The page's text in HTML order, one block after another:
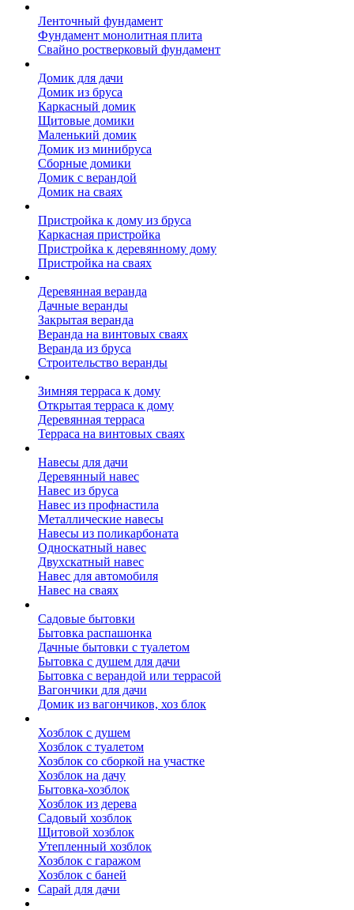
Ленточный фундамент
Фундамент монолитная плита
Свайно ростверковый фундамент
Домик для дачи
Домик из бруса
Каркасный домик
Щитовые домики
Маленький домик
Домик из минибруса
Сборные домики
Домик с верандой
Домик на сваях
Пристройка к дому из бруса
Каркасная пристройка
Пристройка к деревянному дому
Пристройка на сваях
Деревянная веранда
Дачные веранды
Закрытая веранда
Веранда на винтовых сваях
Веранда из бруса
Строительство веранды
Зимняя терраса к дому
Открытая терраса к дому
Деревянная терраса
Терраса на винтовых сваях
Навесы для дачи
Деревянный навес
Навес из бруса
Навес из профнастила
Металлические навесы
Навесы из поликарбоната
Односкатный навес
Двухскатный навес
Навес для автомобиля
Навес на сваях
Садовые бытовки
Бытовка распашонка
Дачные бытовки с туалетом
Бытовка с душем для дачи
Бытовка с верандой или террасой
Вагончики для дачи
Домик из вагончиков, хоз блок
Хозблок с душем
Хозблок с туалетом
Хозблок со сборкой на участке
Хозблок на дачу
Бытовка-хозблок
Хозблок из дерева
Садовый хозблок
Щитовой хозблок
Утепленный хозблок
Хозблок с гаражом
Хозблок с баней
Сарай для дачи